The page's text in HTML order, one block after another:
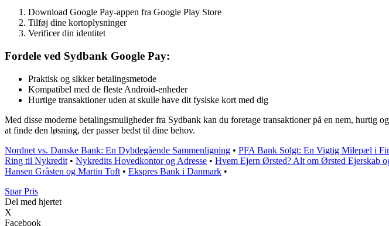
Download Google Pay-appen fra Google Play Store
Tilføj dine kortoplysninger
Verificer din identitet
Fordele ved Sydbank Google Pay:
Praktisk og sikker betalingsmetode
Kompatibel med de fleste Android-enheder
Hurtige transaktioner uden at skulle have dit fysiske kort med dig
Med disse moderne betalingsmuligheder fra Sydbank kan du foretage transaktioner på en nem,
at finde den løsning, der passer bedst til dine behov.
Nordnet vs. Danske Bank: En Dybdegående Sammenligning • PFA Bank Solgt: En Vigtig Milepæl i
Ring til Nykredit • Nykredits Hovedkontor og Adresse • Hvem Ejern Ørsted? Alt om Ørsted Ejerskab
Hansen Gråsten og Martin Toft • Ekspres Bank i Danmark •
Spar Pris
Del med hjertet
X
Facebook